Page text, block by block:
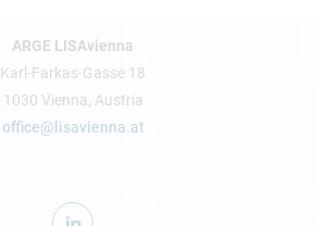
ARGE LISAvienna
Karl-Farkas-Gasse 18
1030 Vienna, Austria
office@lisavienna.at